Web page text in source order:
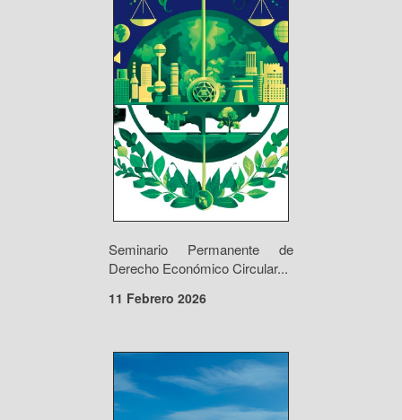
Seminario Permanente de
Derecho Económico Circular...
11 Febrero 2026